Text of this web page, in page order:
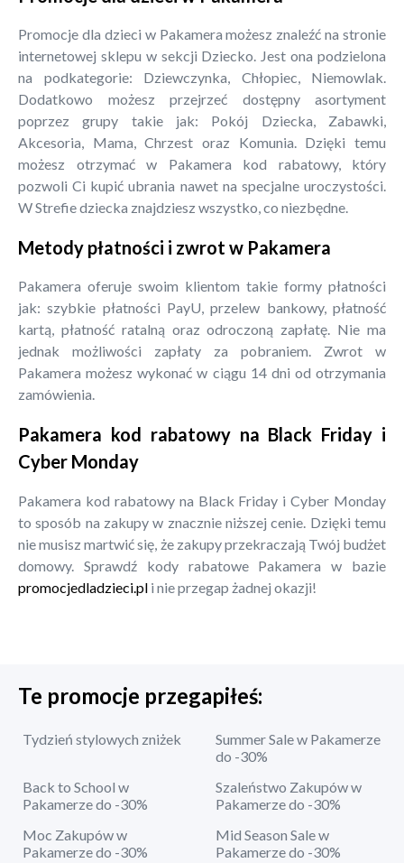
Promocje dla dzieci w Pakamera możesz znaleźć na stronie
internetowej sklepu w sekcji Dziecko. Jest ona podzielona
na podkategorie: Dziewczynka, Chłopiec, Niemowlak.
Dodatkowo możesz przejrzeć dostępny asortyment
poprzez grupy takie jak: Pokój Dziecka, Zabawki,
Akcesoria, Mama, Chrzest oraz Komunia. Dzięki temu
możesz otrzymać w Pakamera kod rabatowy, który
pozwoli Ci kupić ubrania nawet na specjalne uroczystości.
W Strefie dziecka znajdziesz wszystko, co niezbędne.
Metody płatności i zwrot w Pakamera
Pakamera oferuje swoim klientom takie formy płatności
jak: szybkie płatności PayU, przelew bankowy, płatność
kartą, płatność ratalną oraz odroczoną zapłatę. Nie ma
jednak możliwości zapłaty za pobraniem. Zwrot w
Pakamera możesz wykonać w ciągu 14 dni od otrzymania
zamówienia.
Pakamera kod rabatowy na Black Friday i
Cyber Monday
Pakamera kod rabatowy na Black Friday i Cyber Monday
to sposób na zakupy w znacznie niższej cenie. Dzięki temu
nie musisz martwić się, że zakupy przekraczają Twój budżet
domowy. Sprawdź kody rabatowe Pakamera w bazie
promocjedladzieci.pl i nie przegap żadnej okazji!
Te promocje przegapiłeś:
Tydzień stylowych zniżek
Summer Sale w Pakamerze
do -30%
Back to School w
Pakamerze do -30%
Szaleństwo Zakupów w
Pakamerze do -30%
Moc Zakupów w
Pakamerze do -30%
Mid Season Sale w
Pakamerze do -30%